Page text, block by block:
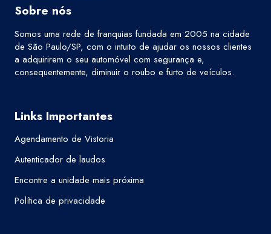
Sobre nós
Somos uma rede de franquias fundada em 2005 na cidade
de São Paulo/SP, com o intuito de ajudar os nossos clientes
a adquirirem o seu automóvel com segurança e,
consequentemente, diminuir o roubo e furto de veículos.
Links Importantes
Agendamento de Vistoria
Autenticador de laudos
Encontre a unidade mais próxima
Política de privacidade